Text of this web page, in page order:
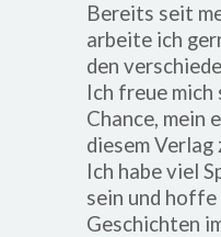
Bereits seit
arbeite ich
den
Ich freue mich
Chance, mein
diesem
Ich habe viel
sein und hoffe
Geschichten